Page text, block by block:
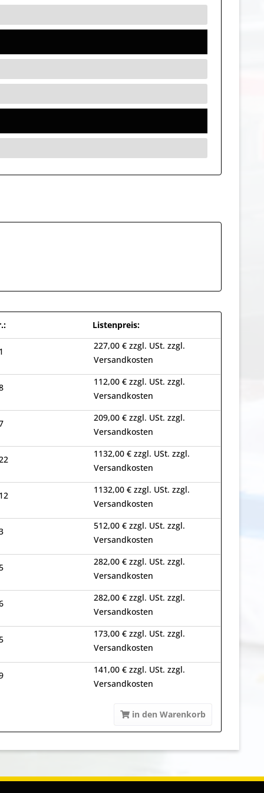
Listenpreis:
227,00 € zzgl. USt. zzgl.
Versandkosten
112,00 € zzgl. USt. zzgl.
Versandkosten
209,00 € zzgl. USt. zzgl.
Versandkosten
1132,00 € zzgl. USt. zzgl.
Versandkosten
1132,00 € zzgl. USt. zzgl.
Versandkosten
512,00 € zzgl. USt. zzgl.
Versandkosten
282,00 € zzgl. USt. zzgl.
Versandkosten
282,00 € zzgl. USt. zzgl.
Versandkosten
173,00 € zzgl. USt. zzgl.
Versandkosten
141,00 € zzgl. USt. zzgl.
Versandkosten
in den Warenkorb